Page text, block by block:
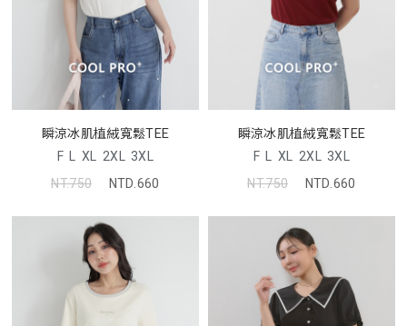
瞬涼冰肌植絨寬鬆TEE
F L XL 2XL 3XL
NT.750
NTD.660
瞬涼冰肌植絨寬鬆TEE
F L XL 2XL 3XL
NT.750
NTD.660